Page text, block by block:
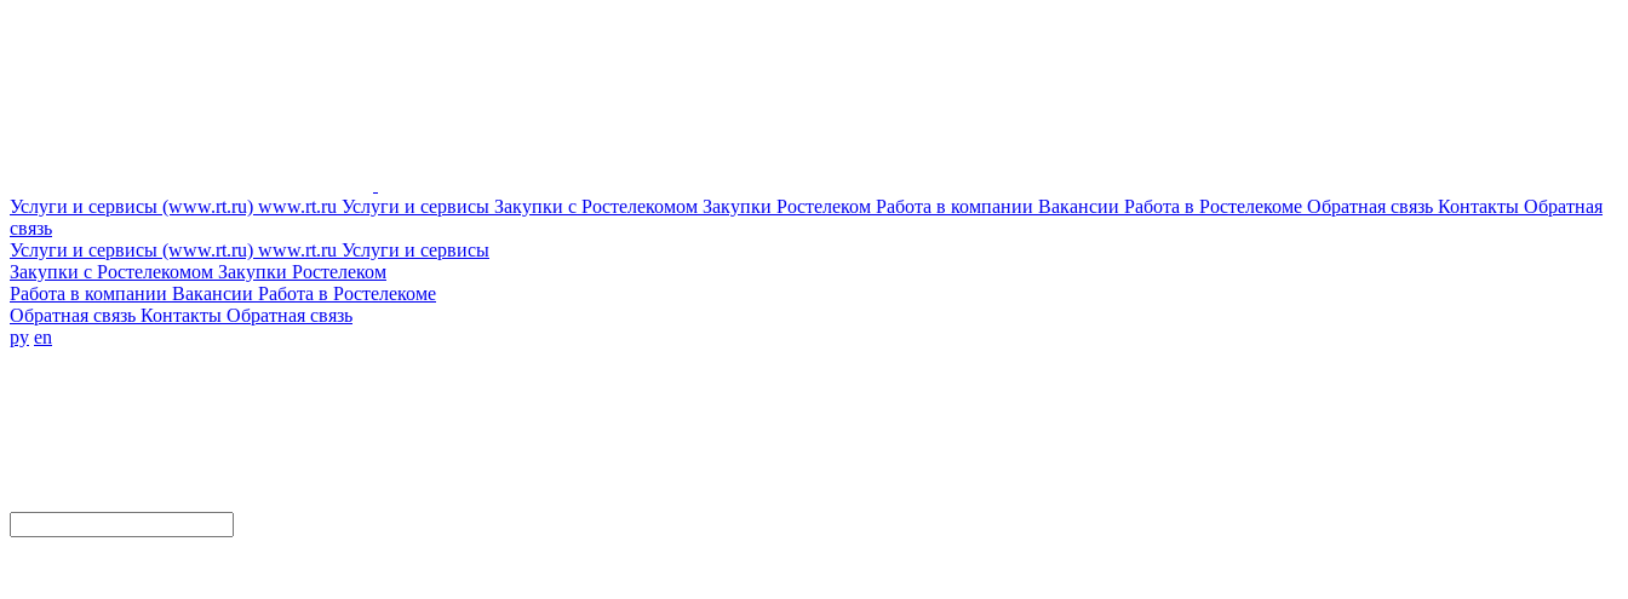
Услуги и сервисы (www.rt.ru) www.rt.ru Услуги и сервисы Закупки с Ростелекомом Закупки Ростелеком Работа в компании Вакансии Работа в Ростелекоме Обратная связь Контакты Обратная
связь
Услуги и сервисы (www.rt.ru) www.rt.ru Услуги и сервисы
Закупки с Ростелекомом Закупки Ростелеком
Работа в компании Вакансии Работа в Ростелекоме
Обратная связь Контакты Обратная связь
ру en